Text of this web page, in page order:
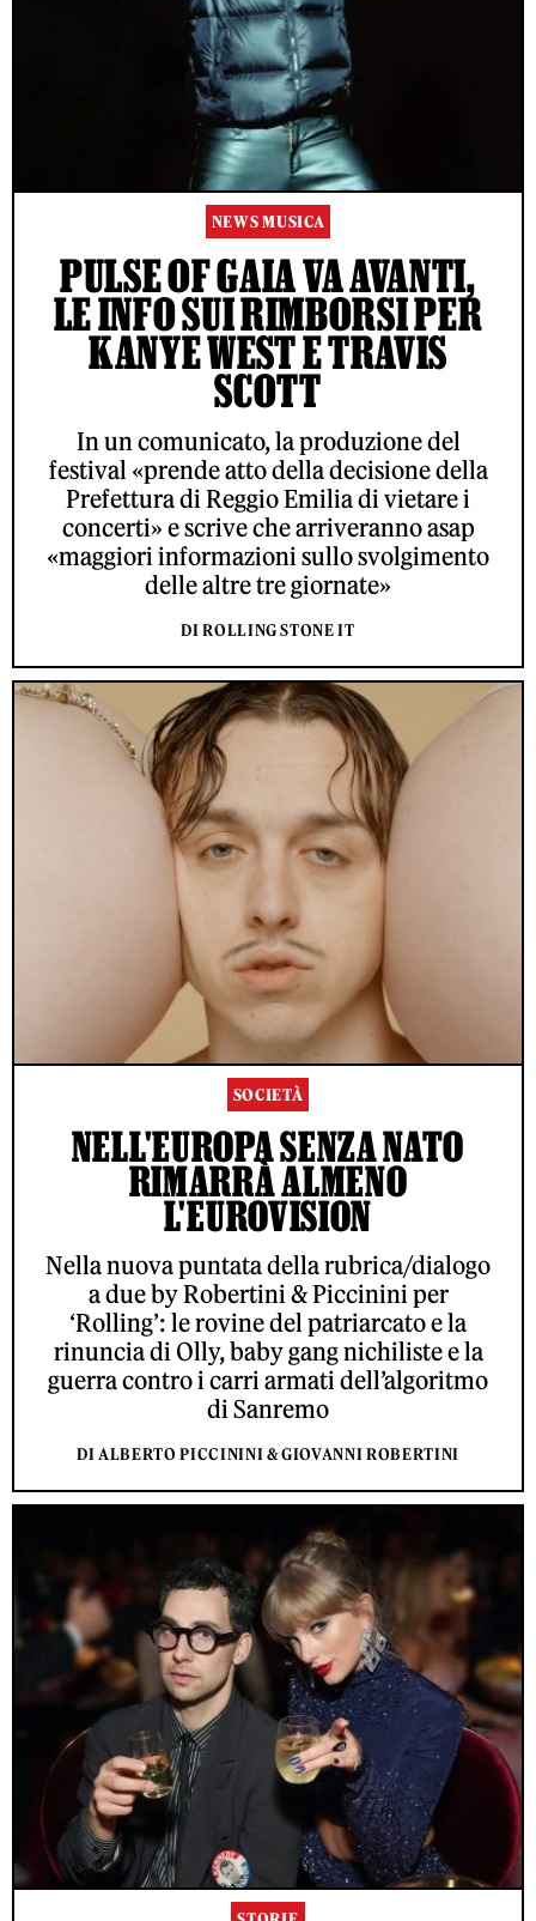
NEWS MUSICA
PULSE OF GAIA VA AVANTI,
LE INFO SUI RIMBORSI PER
KANYE WEST E TRAVIS
SCOTT
In un comunicato, la produzione del
festival «prende atto della decisione della
Prefettura di Reggio Emilia di vietare i
concerti» e scrive che arriveranno asap
«maggiori informazioni sullo svolgimento
delle altre tre giornate»
DI ROLLING STONE IT
SOCIETÀ
NELL'EUROPA SENZA NATO
RIMARRÀ ALMENO
L'EUROVISION
Nella nuova puntata della rubrica/dialogo
a due by Robertini & Piccinini per
‘Rolling’: le rovine del patriarcato e la
rinuncia di Olly, baby gang nichiliste e la
guerra contro i carri armati dell’algoritmo
di Sanremo
DI ALBERTO PICCININI & GIOVANNI ROBERTINI